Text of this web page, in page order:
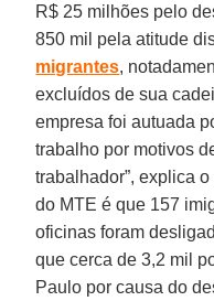
R$ 25 milhões pelo
850 mil pela atitude
migrantes,
excluídos de sua
empresa foi autuada
trabalho por motivos
trabalhador”, explica
do MTE é que 157
oficinas foram
que cerca de 3,2 mil
Paulo por causa do